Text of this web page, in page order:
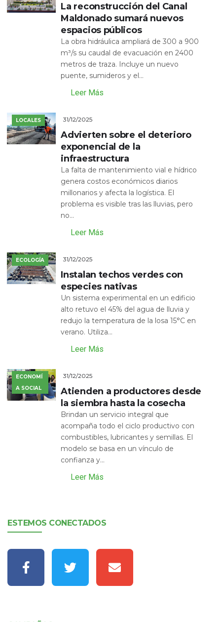
La reconstrucción del Canal
Maldonado sumará nuevos
espacios públicos
La obra hidráulica ampliará de 300 a 900
m³/s su caudal de evacuación en 2400
metros de traza. Incluye un nuevo
puente, sumideros y el...
Leer Más
LOCALES 31/12/2025
Advierten sobre el deterioro
exponencial de la
infraestructura
La falta de mantenimiento vial e hídrico
genera costos económicos diarios
millonarios y afecta la logística. El
problema es visible tras las lluvias, pero
no...
Leer Más
ECOLOGÍA 31/12/2025
Instalan techos verdes con
especies nativas
Un sistema experimental en un edificio
alto retuvo el 45% del agua de lluvia y
redujo la temperatura de la losa 15°C en
verano. Utiliza...
Leer Más
ECONOMÍ
A SOCIAL
31/12/2025
Atienden a productores desde
la siembra hasta la cosecha
Brindan un servicio integral que
acompaña todo el ciclo productivo con
combustibles, lubricantes y semillas. El
modelo se basa en un vínculo de
confianza y...
Leer Más
ESTEMOS CONECTADOS